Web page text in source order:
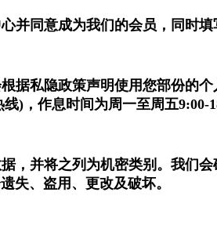
并同意成为我们的会员，同时
据私隐政策声明使用您部份的
线)，作息时间 为周一至周五9:00-
，并将之列为机密类别。我们
失、盗用、更改及破坏。